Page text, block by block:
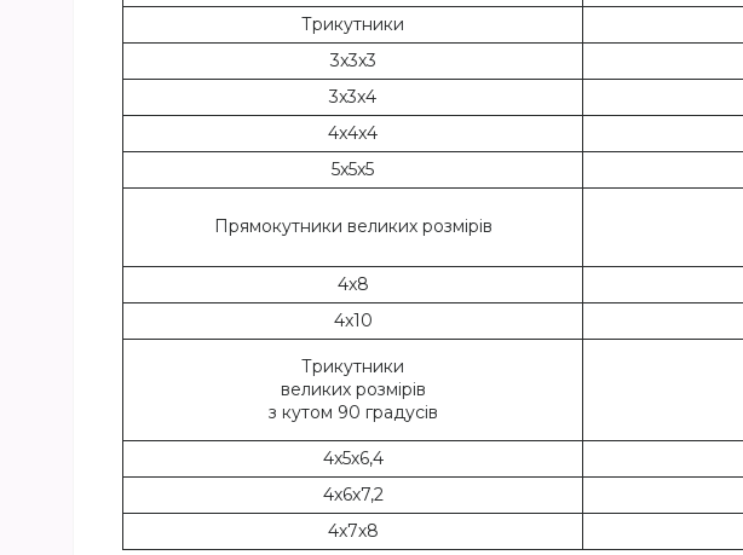
Трикутники
3x3x3
3x3x4
4x4x4
5x5x5
Прямокутники великих розмірів
4x8
4x10
Трикутники
великих розмірів
з кутом 90 градусів
4х5х6,4
4х6х7,2
4х7х8